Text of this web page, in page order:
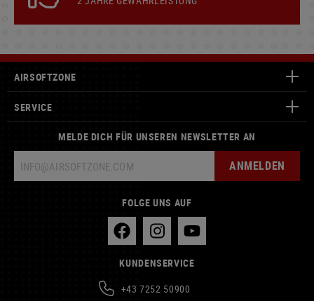
AIRSOFTZONE
SERVICE
MELDE DICH FÜR UNSEREN NEWSLETTER AN
ANMELDEN
FOLGE UNS AUF
KUNDENSERVICE
+43 7252 50900